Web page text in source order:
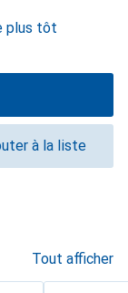
plus tôt
à la liste
Tout afficher